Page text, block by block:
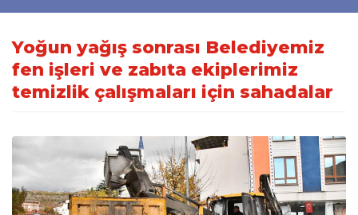
Yoğun yağış sonrası Belediyemiz
fen işleri ve zabıta ekiplerimiz
temizlik çalışmaları için sahadalar